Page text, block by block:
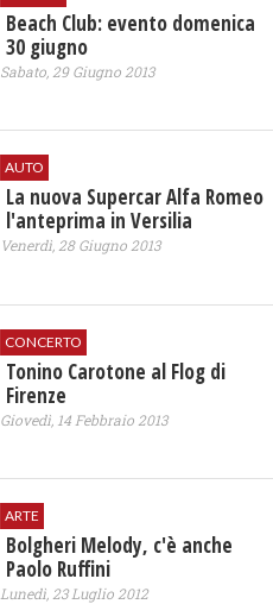
Beach Club: evento domenica
30 giugno
Sabato, 29 Giugno 2013
AUTO
La nuova Supercar Alfa Romeo
l'anteprima in Versilia
Venerdì, 28 Giugno 2013
CONCERTO
Tonino Carotone al Flog di
Firenze
Giovedì, 14 Febbraio 2013
ARTE
Bolgheri Melody, c'è anche
Paolo Ruffini
Lunedì, 23 Luglio 2012